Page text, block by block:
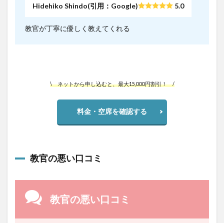
Hidehiko Shindo(引用：Google) 5.0
教官が丁寧に優しく教えてくれる
\ ネットから申し込むと、最大15,000円割引！ /
料金・空席を確認する
教官の悪い口コミ
教官の悪い口コミ